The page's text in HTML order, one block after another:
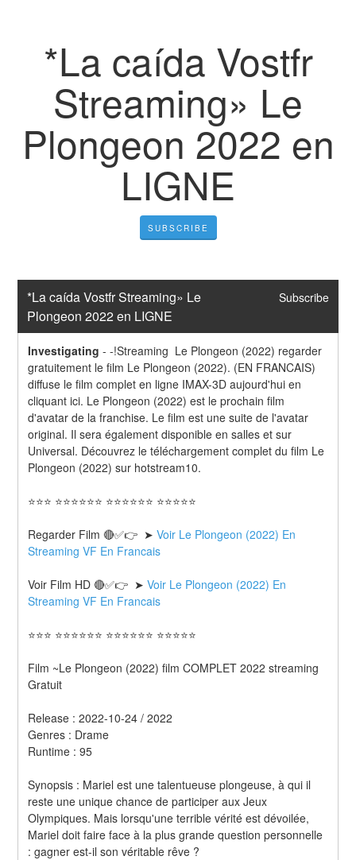
*La caída Vostfr
Streaming» Le
Plongeon 2022 en
LIGNE
SUBSCRIBE
*La caída Vostfr Streaming» Le
Plongeon 2022 en LIGNE
Subscribe
Investigating --!Streaming  Le Plongeon (2022) regarder
gratuitement le film Le Plongeon (2022). (EN FRANCAIS)
diffuse le film complet en ligne IMAX-3D aujourd'hui en
cliquant ici. Le Plongeon (2022) est le prochain film
d'avatar de la franchise. Le film est une suite de l'avatar
original. Il sera également disponible en salles et sur
Universal. Découvrez le téléchargement complet du film Le
Plongeon (2022) sur hotstream10.
⭐⭐⭐ ⭐⭐⭐⭐⭐⭐ ⭐⭐⭐⭐⭐⭐ ⭐⭐⭐⭐⭐
Regarder Film 🔴✅👉  ➤ Voir Le Plongeon (2022) En
Streaming VF En Francais
Voir Film HD 🔴✅👉  ➤ Voir Le Plongeon (2022) En
Streaming VF En Francais
⭐⭐⭐ ⭐⭐⭐⭐⭐⭐ ⭐⭐⭐⭐⭐⭐ ⭐⭐⭐⭐⭐
Film ~Le Plongeon (2022) film COMPLET 2022 streaming
Gratuit
Release : 2022-10-24 / 2022
Genres : Drame
Runtime : 95
Synopsis : Mariel est une talentueuse plongeuse, à qui il
reste une unique chance de participer aux Jeux
Olympiques. Mais lorsqu'une terrible vérité est dévoilée,
Mariel doit faire face à la plus grande question personnelle
: gagner est-il son véritable rêve ?